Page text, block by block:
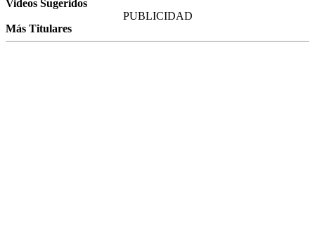
Videos Sugeridos
PUBLICIDAD
Más Titulares